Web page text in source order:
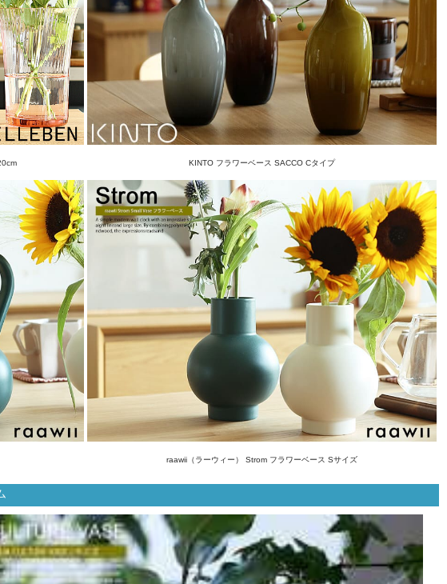
KINTO フラワーベース SACCO Cタイプ
raawii（ラーウィー） Strom フラワーベース Sサイズ